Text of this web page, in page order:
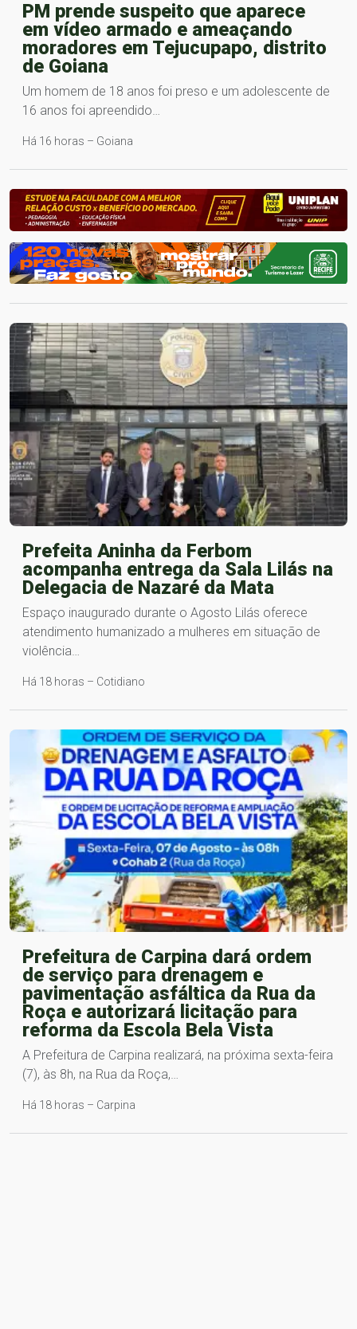
PM prende suspeito que aparece
em vídeo armado e ameaçando
moradores em Tejucupapo, distrito
de Goiana
Um homem de 18 anos foi preso e um adolescente de
16 anos foi apreendido…
Há 16 horas – Goiana
Prefeita Aninha da Ferbom
acompanha entrega da Sala Lilás na
Delegacia de Nazaré da Mata
Espaço inaugurado durante o Agosto Lilás oferece
atendimento humanizado a mulheres em situação de
violência…
Há 18 horas – Cotidiano
Prefeitura de Carpina dará ordem
de serviço para drenagem e
pavimentação asfáltica da Rua da
Roça e autorizará licitação para
reforma da Escola Bela Vista
A Prefeitura de Carpina realizará, na próxima sexta-feira
(7), às 8h, na Rua da Roça,…
Há 18 horas – Carpina